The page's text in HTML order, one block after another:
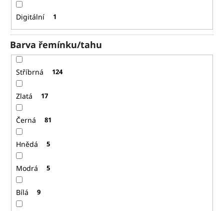
Digitální 1
Barva řemínku/tahu
Stříbrná 124
Zlatá 17
Černá 81
Hnědá 5
Modrá 5
Bílá 9